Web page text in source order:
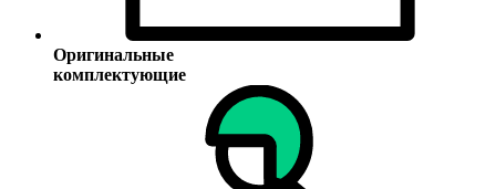
Оригинальные
комплектующие